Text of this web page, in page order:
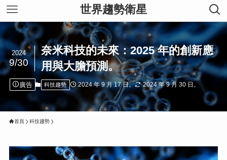
世界趨勢衛星
奈米科技的未來：2025 年的創新應
用與大膽預測。
2024
9/30
廣告 科技趨勢 2024 年 9 月 17 日。 2024 年 9 月 30 日。
首頁 科技趨勢